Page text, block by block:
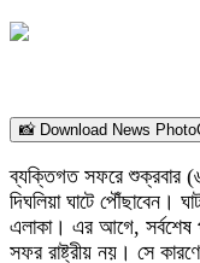
📸 Download News
ব্যক্তিগত সফরে শুক্রবার (৬
দিঘলিয়া ঘাটে পৌঁছাবেন।
এলাকা। এর আগে, সর্বশেষ
সফর রাষ্ট্রীয় নয়। সে